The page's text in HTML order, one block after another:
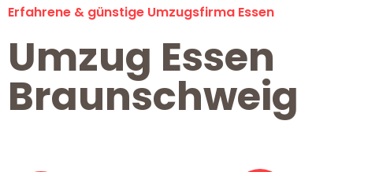
Erfahrene & günstige Umzugsfirma Essen
Umzug Essen
Braunschweig